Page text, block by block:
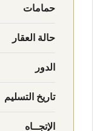
حمامات
حالة العقار
الدور
تاريخ التسليم
الإتجــاه